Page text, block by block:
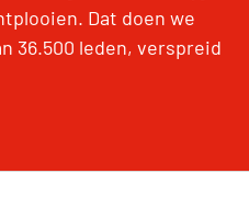
Dat doen we
36.500 leden, verspreid